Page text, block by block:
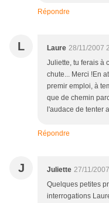
Répondre
L Laure 28/11/2007
Juliette, tu ferais à
chute... Merci !En
premir emploi, à
que de chemin
l'audace de tenter
Répondre
J Juliette 27/11/
Quelques petites
interrogations